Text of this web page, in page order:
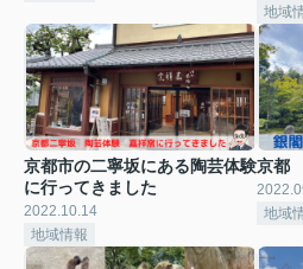
地域
京都市の二寧坂にある陶芸体験
に行ってきました
2022.10.14
地域情報
京都
地域